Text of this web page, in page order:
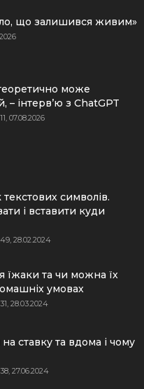
що залишився живим»
може
інтерв’ю з ChatGPT
07.08.2026
символів.
і вставити куди
28.02.2024
їжаки та чи можна їх
умовах
28.03.2024
ставку та вдома і чому
27.06.2024